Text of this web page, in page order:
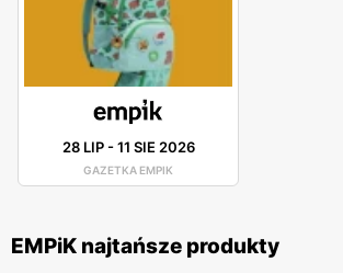
28 LIP-11 SIE 2026
GAZETKA EMPIK
EMPiK najtańsze produkty